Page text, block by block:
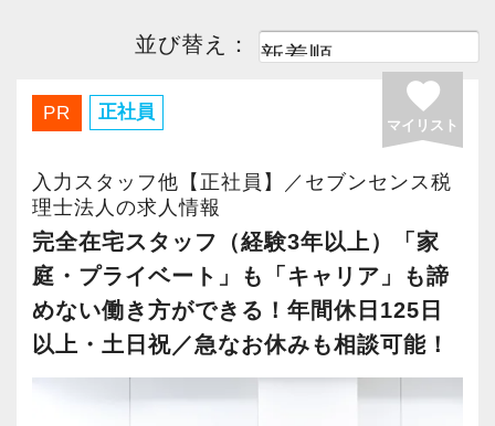
並び替え：
PR 正社員 favorite
マイリスト
入力スタッフ他【正社員】／セブンセンス税
理士法人の求人情報
完全在宅スタッフ（経験3年以上）「家
庭・プライベート」も「キャリア」も諦
めない働き方ができる！年間休日125日
以上・土日祝／急なお休みも相談可能！